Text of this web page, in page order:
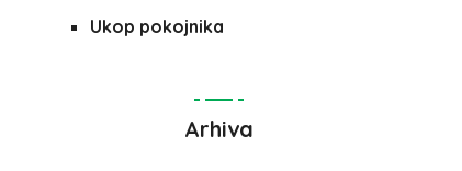
Ukop pokojnika
Arhiva